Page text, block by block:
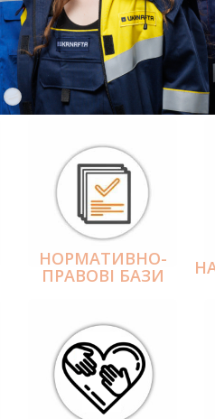
НОРМАТИВНО-
ПРАВОВІ БАЗИ